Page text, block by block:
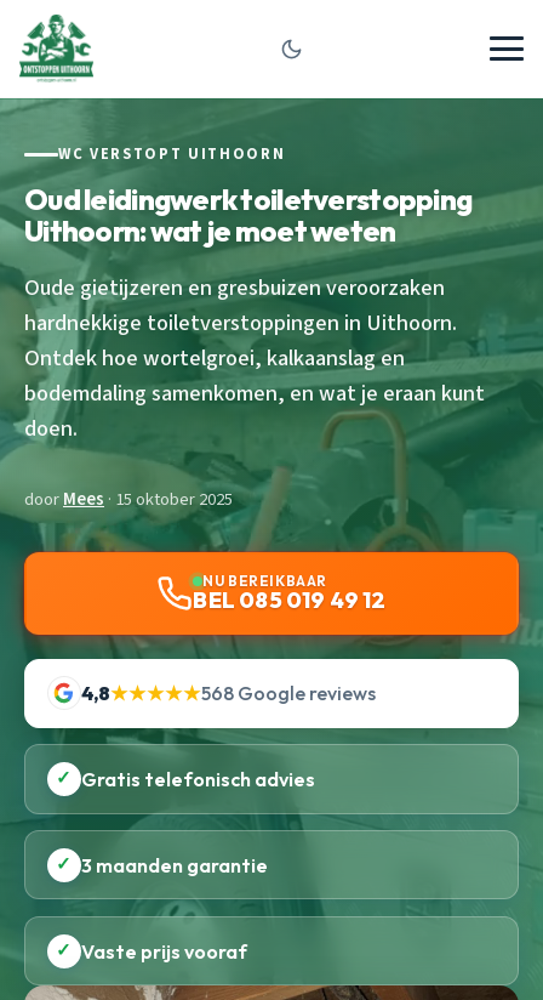
WC VERSTOPT UITHOORN
Oud leidingwerk toiletverstopping
Uithoorn: wat je moet weten
Oude gietijzeren en gresbuizen veroorzaken
hardnekkige toiletverstoppingen in Uithoorn.
Ontdek hoe wortelgroei, kalkaanslag en
bodemdaling samenkomen, en wat je eraan kunt
doen.
doorMees · 15 oktober 2025
NU BEREIKBAAR
BEL 085 019 49 12
4,8★★★★★568 Google reviews
✓ Gratis telefonisch advies
✓ 3 maanden garantie
✓ Vaste prijs vooraf